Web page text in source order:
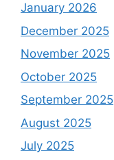
January 2026
December 2025
November 2025
October 2025
September 2025
August 2025
July 2025